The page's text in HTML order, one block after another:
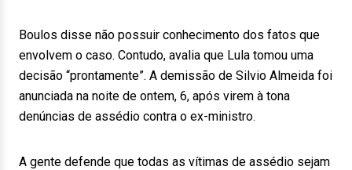
Boulos disse não possuir conhecimento dos fatos que
envolvem o caso. Contudo, avalia que Lula tomou uma
decisão “prontamente”. A demissão de Silvio Almeida foi
anunciada na noite de ontem, 6, após virem à tona
denúncias de assédio contra o ex-ministro.
A gente defende que todas as vítimas de assédio sejam